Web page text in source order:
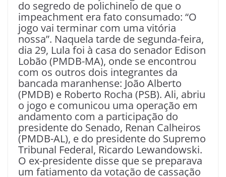
do segredo de polichinelo de que o
impeachment era fato consumado: “O
jogo vai terminar com uma vitória
nossa”. Naquela tarde de segunda-feira,
dia 29, Lula foi à casa do senador Edison
Lobão (PMDB-MA), onde se encontrou
com os outros dois integrantes da
bancada maranhense: João Alberto
(PMDB) e Roberto Rocha (PSB). Ali, abriu
o jogo e comunicou uma operação em
andamento com a participação do
presidente do Senado, Renan Calheiros
(PMDB-AL), e do presidente do Supremo
Tribunal Federal, Ricardo Lewandowski.
O ex-presidente disse que se preparava
um fatiamento da votação de cassação